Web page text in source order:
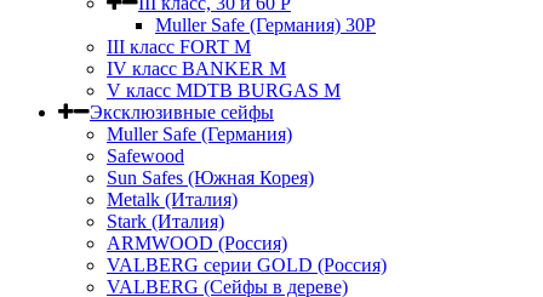
Muller Safe (Германия) 30Р
III класс FORT M
IV класс BANKER M
V класс МDTB BURGAS M
Эксклюзивные сейфы
Muller Safe (Германия)
Safewood
Sun Safes (Южная Корея)
Metalk (Италия)
Stark (Италия)
ARMWOOD (Россия)
VALBERG серии GOLD (Россия)
VALBERG (Сейфы в дереве)